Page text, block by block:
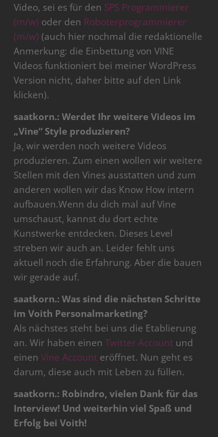
Video, sei es für den SPS Programmierer
(m/w) oder den Roboterprogrammierer
(m/w) (auch hier nochmal die redaktionelle
Anmerkung: die Einbettung von VINE
Videos funktioniert bei meiner WordPress
Version nicht, daher bitte auf den Link
klicken).
saatkorn.: Werdet Ihr weitere Videos im
„Vine“ Style produzieren?
Ja, wir werden noch weitere Videos
produzieren. Zum einen wollen wir weitere
Stellen mit den Vines ausstatten und zum
anderen wollen wir das Know How intern
aufbauen.Wenn du dich mal auf Vine
umschaust, kannst du dort echte
Kunstwerke entdecken. Dieses Level
streben wir auch an. Leider fehlt uns
aktuell noch die Erfahrung. Aber die bauen
wir gerade auf.
saatkorn.: Was sind die nächsten Schritte
im Voith Personalmarketing?
Als nächstes steht bei uns die Etablierung
an. Wir haben einenTwitter Account und
einenVine Account eröffnet. Nun geht es
darum, diese auch mit Leben zu füllen.
saatkorn.: Robindro, vielen Dank für das
Interview! Und weiterhin viel Spaß und
Erfolg bei Voith!